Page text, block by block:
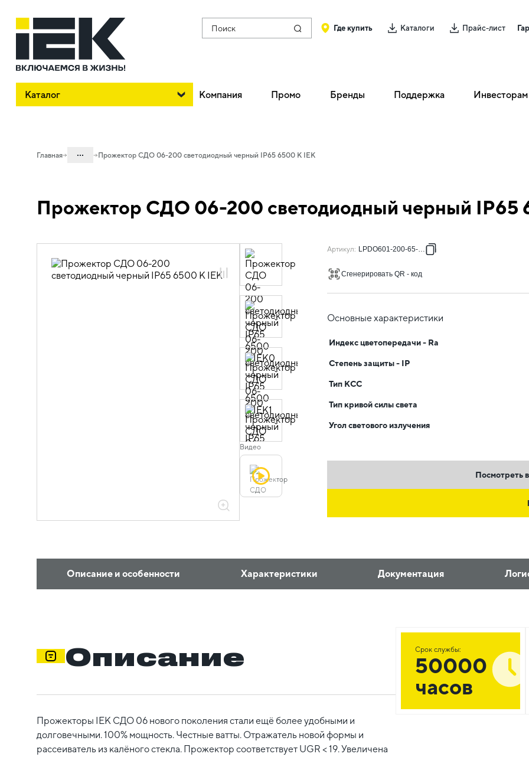
Поиск Где купить Каталоги Прайс-лист
Каталог Компания Промо Бренды Поддержка Инвесторам
Главная ...
10.05 Уличное и архитектурное
СДО
10.05.01.01 Прожекторы СДО-06
Прожектор СДО 06-200 светодиодный черный IP65 6500 K IEK
Прожектор СДО 06-200 светодиодный черный IP65
Видео
Артикул: LPDO601-200-65-K02
Сгенерировать QR - код
Основные характеристики
Индекс цветопередачи - Ra
Степень защиты - IP
Тип КСС
Тип кривой силы света
Угол светового излучения
Посмотреть
Описание и особенности Характеристики Документация
Описание
Прожекторы IEK СДО 06 нового поколения стали ещё более удобными и
долговечными. 100% мощность. Честные ватты. Отражатель новой формы и
рассеиватель из калёного стекла. Прожектор соответствует UGR < 19. Увеличена
Срок службы:
50000
часов